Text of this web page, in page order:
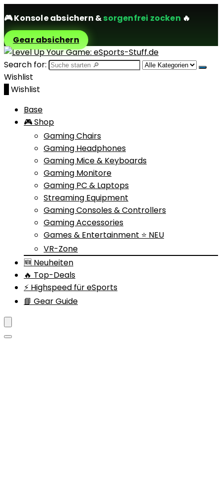
🎮Konsole absichern &sorgenfrei zocken 🔥
Gear absichern
Search for:
Wishlist
Wishlist
Base
🎮 Shop
Gaming Chairs
Gaming Headphones
Gaming Mice & Keyboards
Gaming Monitore
Gaming PC & Laptops
Streaming Equipment
Gaming Consoles & Controllers
Gaming Accessories
Games & Entertainment ⭐ NEU
VR-Zone
🆕 Neuheiten
🔥 Top-Deals
⚡ Highspeed für eSports
📘 Gear Guide